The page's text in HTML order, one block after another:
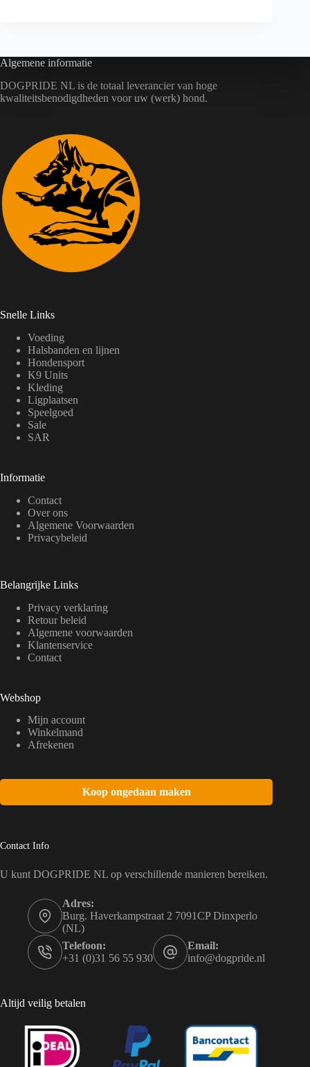
Algemene informatie
DOGPRIDE NL is de totaal leverancier van hoge
kwaliteitsbenodigdheden voor uw (werk) hond.
Snelle Links
Voeding
Halsbanden en lijnen
Hondensport
K9 Units
Kleding
Ligplaatsen
Speelgoed
Sale
SAR
Informatie
Contact
Over ons
Algemene Voorwaarden
Privacybeleid
Belangrijke Links
Privacy verklaring
Retour beleid
Algemene voorwaarden
Klantenservice
Contact
Webshop
Mijn account
Winkelmand
Afrekenen
Koop ongedaan maken
Contact Info
U kunt DOGPRIDE NL op verschillende manieren bereiken.
Adres:
Burg. Haverkampstraat 2 7091CP Dinxperlo
(NL)
Telefoon:
+31 (0)31 56 55 930
Email:
info@dogpride.nl
Altijd veilig betalen